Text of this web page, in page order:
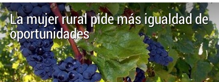
La mujer rural pide más igualdad de
oportunidades